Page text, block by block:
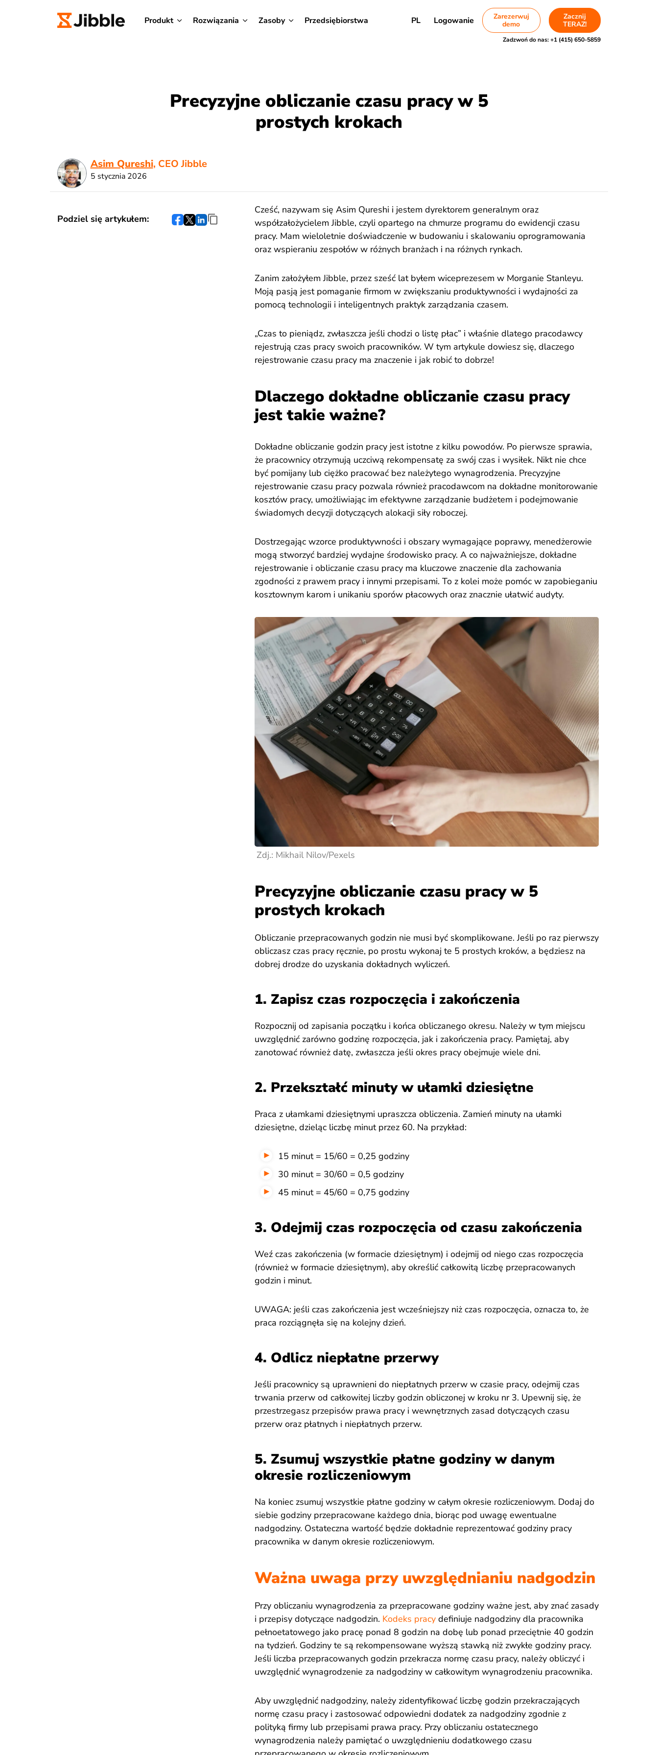
Produkt Rozwiązania Zasoby Przedsiębiorstwa PL Logowanie
Zarezerwuj
demo
Zacznij
TERAZ!
Zadzwoń do nas:+1 (415) 650-5859
Precyzyjne obliczanie czasu pracy w 5
prostych krokach
Asim Qureshi, CEO Jibble
5 stycznia 2026
Podziel się artykułem:
Cześć, nazywam się Asim Qureshi i jestem dyrektorem generalnym oraz
współzałożycielem Jibble, czyli opartego na chmurze programu do ewidencji czasu
pracy. Mam wieloletnie doświadczenie w budowaniu i skalowaniu oprogramowania
oraz wspieraniu zespołów w różnych branżach i na różnych rynkach.
Zanim założyłem Jibble, przez sześć lat byłem wiceprezesem w Morganie Stanleyu.
Moją pasją jest pomaganie firmom w zwiększaniu produktywności i wydajności za
pomocą technologii i inteligentnych praktyk zarządzania czasem.
„Czas to pieniądz, zwłaszcza jeśli chodzi o listę płac” i właśnie dlatego pracodawcy
rejestrują czas pracy swoich pracowników. W tym artykule dowiesz się, dlaczego
rejestrowanie czasu pracy ma znaczenie i jak robić to dobrze!
Dlaczego dokładne obliczanie czasu pracy
jest takie ważne?
Dokładne obliczanie godzin pracy jest istotne z kilku powodów. Po pierwsze sprawia,
że pracownicy otrzymują uczciwą rekompensatę za swój czas i wysiłek. Nikt nie chce
być pomijany lub ciężko pracować bez należytego wynagrodzenia. Precyzyjne
rejestrowanie czasu pracy pozwala również pracodawcom na dokładne monitorowanie
kosztów pracy, umożliwiając im efektywne zarządzanie budżetem i podejmowanie
świadomych decyzji dotyczących alokacji siły roboczej.
Dostrzegając wzorce produktywności i obszary wymagające poprawy, menedżerowie
mogą stworzyć bardziej wydajne środowisko pracy. A co najważniejsze, dokładne
rejestrowanie i obliczanie czasu pracy ma kluczowe znaczenie dla zachowania
zgodności z prawem pracy i innymi przepisami. To z kolei może pomóc w zapobieganiu
kosztownym karom i unikaniu sporów płacowych oraz znacznie ułatwić audyty.
Zdj.: Mikhail Nilov/Pexels
Precyzyjne obliczanie czasu pracy w 5
prostych krokach
Obliczanie przepracowanych godzin nie musi być skomplikowane. Jeśli po raz pierwszy
obliczasz czas pracy ręcznie, po prostu wykonaj te 5 prostych kroków, a będziesz na
dobrej drodze do uzyskania dokładnych wyliczeń.
1. Zapisz czas rozpoczęcia i zakończenia
Rozpocznij od zapisania początku i końca obliczanego okresu. Należy w tym miejscu
uwzględnić zarówno godzinę rozpoczęcia, jak i zakończenia pracy. Pamiętaj, aby
zanotować również datę, zwłaszcza jeśli okres pracy obejmuje wiele dni.
2. Przekształć minuty w ułamki dziesiętne
Praca z ułamkami dziesiętnymi upraszcza obliczenia. Zamień minuty na ułamki
dziesiętne, dzieląc liczbę minut przez 60. Na przykład:
15 minut = 15/60 = 0,25 godziny
30 minut = 30/60 = 0,5 godziny
45 minut = 45/60 = 0,75 godziny
3. Odejmij czas rozpoczęcia od czasu zakończenia
Weź czas zakończenia (w formacie dziesiętnym) i odejmij od niego czas rozpoczęcia
(również w formacie dziesiętnym), aby określić całkowitą liczbę przepracowanych
godzin i minut.
UWAGA: jeśli czas zakończenia jest wcześniejszy niż czas rozpoczęcia, oznacza to, że
praca rozciągnęła się na kolejny dzień.
4. Odlicz niepłatne przerwy
Jeśli pracownicy są uprawnieni do niepłatnych przerw w czasie pracy, odejmij czas
trwania przerw od całkowitej liczby godzin obliczonej w kroku nr 3. Upewnij się, że
przestrzegasz przepisów prawa pracy i wewnętrznych zasad dotyczących czasu
przerw oraz płatnych i niepłatnych przerw.
5. Zsumuj wszystkie płatne godziny w danym
okresie rozliczeniowym
Na koniec zsumuj wszystkie płatne godziny w całym okresie rozliczeniowym. Dodaj do
siebie godziny przepracowane każdego dnia, biorąc pod uwagę ewentualne
nadgodziny. Ostateczna wartość będzie dokładnie reprezentować godziny pracy
pracownika w danym okresie rozliczeniowym.
Ważna uwaga przy uwzględnianiu nadgodzin
Przy obliczaniu wynagrodzenia za przepracowane godziny ważne jest, aby znać zasady
i przepisy dotyczące nadgodzin. Kodeks pracydefiniuje nadgodziny dla pracownika
pełnoetatowego jako pracę ponad 8 godzin na dobę lub ponad przeciętnie 40 godzin
na tydzień. Godziny te są rekompensowane wyższą stawką niż zwykłe godziny pracy.
Jeśli liczba przepracowanych godzin przekracza normę czasu pracy, należy obliczyć i
uwzględnić wynagrodzenie za nadgodziny w całkowitym wynagrodzeniu pracownika.
Aby uwzględnić nadgodziny, należy zidentyfikować liczbę godzin przekraczających
normę czasu pracy i zastosować odpowiedni dodatek za nadgodziny zgodnie z
polityką firmy lub przepisami prawa pracy. Przy obliczaniu ostatecznego
wynagrodzenia należy pamiętać o uwzględnieniu dodatkowego czasu